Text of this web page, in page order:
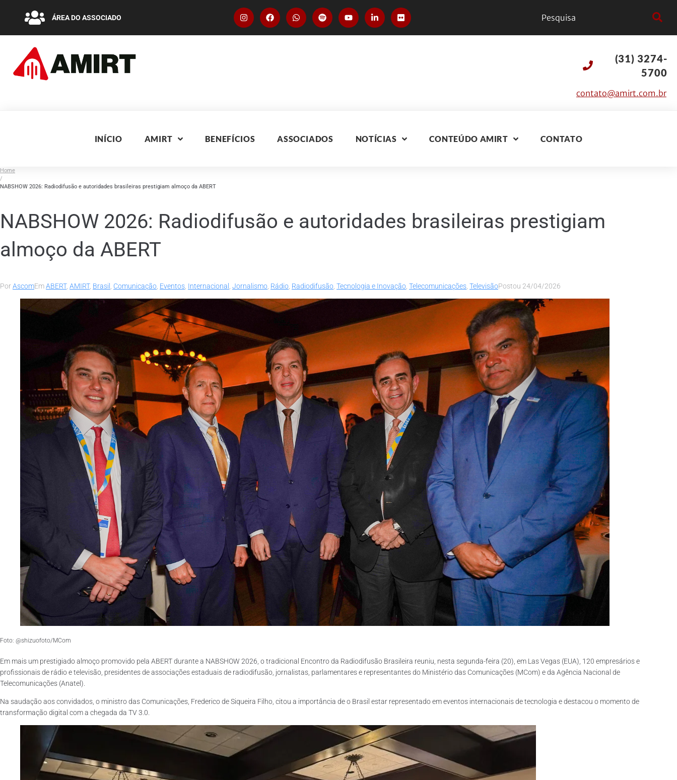
ÁREA DO ASSOCIADO
(31) 3274-
5700
contato@amirt.com.br
INÍCIO AMIRT BENEFÍCIOS ASSOCIADOS NOTÍCIAS CONTEÚDO AMIRT CONTATO
Home
/
NABSHOW 2026: Radiodifusão e autoridades brasileiras prestigiam almoço da ABERT
NABSHOW 2026: Radiodifusão e autoridades brasileiras prestigiam
almoço da ABERT
PorAscomEmABERT, AMIRT, Brasil , Comunicação, Eventos, Internacional , Jornalismo, Rádio, Radiodifusão, Tecnologia e Inovação, Telecomunicações, TelevisãoPostou 24/04/2026
Foto: @shizuofoto/MCom
Em mais um prestigiado almoço promovido pela ABERT durante a NABSHOW 2026, o tradicional Encontro da Radiodifusão Brasileira reuniu, nesta segunda-feira (20), em Las Vegas (EUA), 120 empresários e
profissionais de rádio e televisão, presidentes de associações estaduais de radiodifusão, jornalistas, parlamentares e representantes do Ministério das Comunicações (MCom) e da Agência Nacional de
Telecomunicações (Anatel).
Na saudação aos convidados, o ministro das Comunicações, Frederico de Siqueira Filho, citou a importância de o Brasil estar representado em eventos internacionais de tecnologia e destacou o momento de
transformação digital com a chegada da TV 3.0.